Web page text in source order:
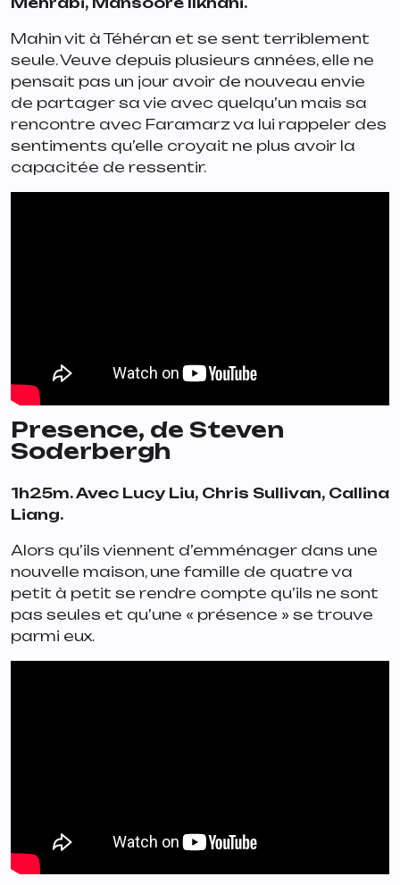
Mahin vit à Téhéran et se sent terriblement
seule. Veuve depuis plusieurs années, elle ne
pensait pas un jour avoir de nouveau envie
de partager sa vie avec quelqu’un mais sa
rencontre avec Faramarz va lui rappeler des
sentiments qu’elle croyait ne plus avoir la
capacitée de ressentir.
Presence, de Steven
Soderbergh
1h25m. Avec Lucy Liu, Chris Sullivan, Callina
Liang.
Alors qu’ils viennent d’emménager dans une
nouvelle maison, une famille de quatre va
petit à petit se rendre compte qu’ils ne sont
pas seules et qu’une « présence » se trouve
parmi eux.